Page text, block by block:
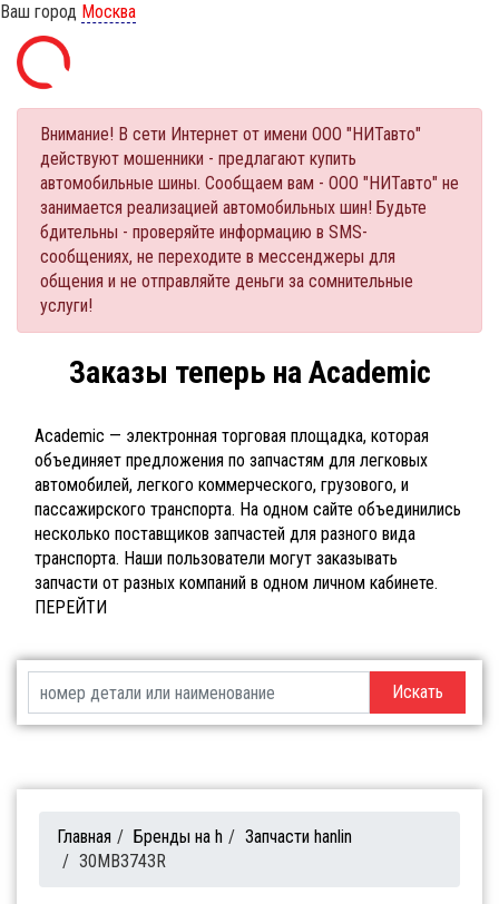
Ваш город Москва
Внимание! В сети Интернет от имени ООО "НИТавто"
действуют мошенники - предлагают купить
автомобильные шины. Сообщаем вам - ООО "НИТавто" не
занимается реализацией автомобильных шин! Будьте
бдительны - проверяйте информацию в SMS-
сообщениях, не переходите в мессенджеры для
общения и не отправляйте деньги за сомнительные
услуги!
Заказы теперь на Academic
Academic — электронная торговая площадка, которая
объединяет предложения по запчастям для легковых
автомобилей, легкого коммерческого, грузового, и
пассажирского транспорта. На одном сайте объединились
несколько поставщиков запчастей для разного вида
транспорта. Наши пользователи могут заказывать
запчасти от разных компаний в одном личном кабинете.
ПЕРЕЙТИ
Искать
Главная / Бренды на h / Запчасти hanlin
/ 30MB3743R